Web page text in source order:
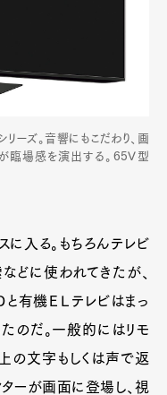
リーズ。音響にもこだわり、画
臨場感を演出する。65V型
入る。もちろんテレビ
どに使われてきたが、
と有機ＥＬテレビはまっ
たのだ。一般的にはリモ
の文字もしくは声で返
ターが画面に登場し、視